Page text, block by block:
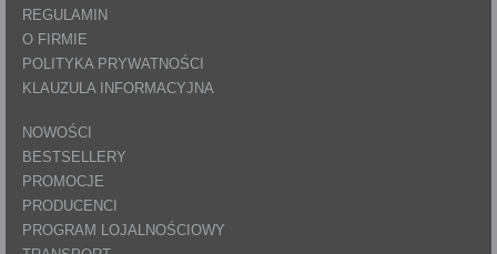
REGULAMIN
O FIRMIE
POLITYKA PRYWATNOŚCI
KLAUZULA INFORMACYJNA
NOWOŚCI
BESTSELLERY
PROMOCJE
PRODUCENCI
PROGRAM LOJALNOŚCIOWY